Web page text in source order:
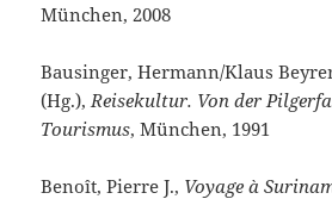
München, 2008
Bausinger, Hermann/Klaus
(Hg.), Reisekultur. Von der
Tourismus, München, 1991
Benoît, Pierre J., Voyage à